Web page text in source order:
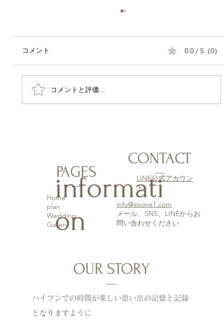
豊橋 七五三撮影シーズン
コメント 0.0 / 5（0）
コメントと評価...
PAGES
Home
plan
Wedding
Gallery
CONTACT
LINE公式アカウン
ト
info@exone1.com
​メール、SNS、LINEからお
問い合わせください
OUR STORY
ハイフンでの時間が楽しい思い出の記憶と記録
となりますように
informati
on